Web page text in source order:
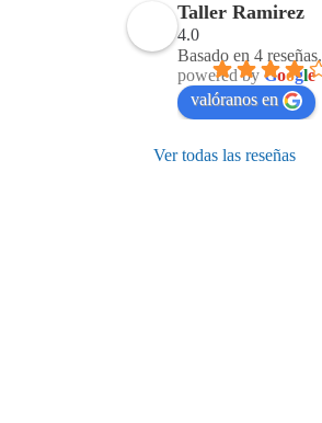
Taller Ramirez
4.0
Basado en 4 reseñas.
powered byGoogle
valóranos en
Ver todas las reseñas